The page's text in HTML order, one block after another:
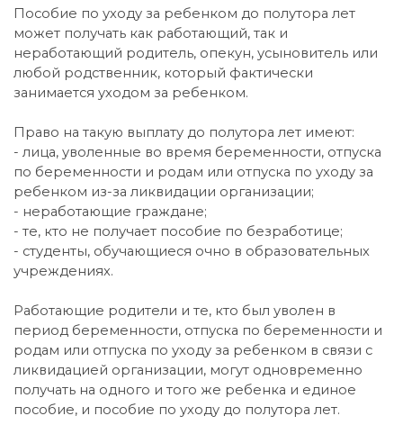
Пособие по уходу за ребенком до полутора лет
может получать как работающий, так и
неработающий родитель, опекун, усыновитель или
любой родственник, который фактически
занимается уходом за ребенком.
Право на такую выплату до полутора лет имеют:
- лица, уволенные во время беременности, отпуска
по беременности и родам или отпуска по уходу за
ребенком из-за ликвидации организации;
- неработающие граждане;
- те, кто не получает пособие по безработице;
- студенты, обучающиеся очно в образовательных
учреждениях.
Работающие родители и те, кто был уволен в
период беременности, отпуска по беременности и
родам или отпуска по уходу за ребенком в связи с
ликвидацией организации, могут одновременно
получать на одного и того же ребенка и единое
пособие, и пособие по уходу до полутора лет.